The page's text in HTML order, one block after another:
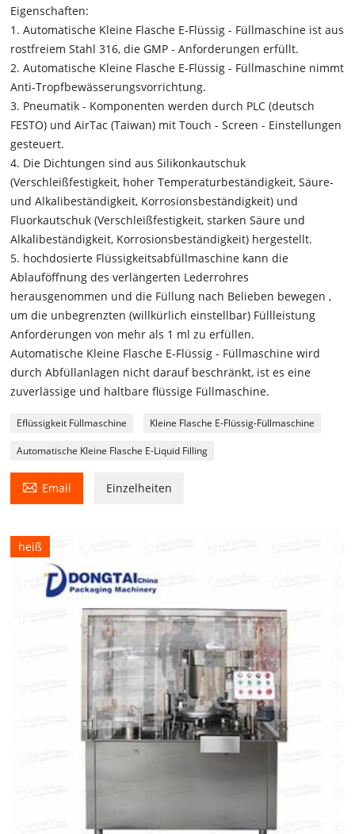
Eigenschaften:
1. Automatische Kleine Flasche E-Flüssig - Füllmaschine ist aus
rostfreiem Stahl 316, die GMP - Anforderungen erfüllt.
2. Automatische Kleine Flasche E-Flüssig - Füllmaschine nimmt
Anti-Tropfbewässerungsvorrichtung.
3. Pneumatik - Komponenten werden durch PLC (deutsch
FESTO) und AirTac (Taiwan) mit Touch - Screen - Einstellungen
gesteuert.
4. Die Dichtungen sind aus Silikonkautschuk
(Verschleißfestigkeit, hoher Temperaturbeständigkeit, Säure-
und Alkalibeständigkeit, Korrosionsbeständigkeit) und
Fluorkautschuk (Verschleißfestigkeit, starken Säure und
Alkalibeständigkeit, Korrosionsbeständigkeit) hergestellt.
5. hochdosierte Flüssigkeitsabfüllmaschine kann die
Ablauföffnung des verlängerten Lederrohres
herausgenommen und die Füllung nach Belieben bewegen ,
um die unbegrenzten (willkürlich einstellbar) Füllleistung
Anforderungen von mehr als 1 ml zu erfüllen.
Automatische Kleine Flasche E-Flüssig - Füllmaschine wird
durch Abfüllanlagen nicht darauf beschränkt, ist es eine
zuverlässige und haltbare flüssige Füllmaschine.
Eflüssigkeit Füllmaschine Kleine Flasche E-Flüssig-Füllmaschine
Automatische Kleine Flasche E-Liquid Filling
 Email Einzelheiten
heiß